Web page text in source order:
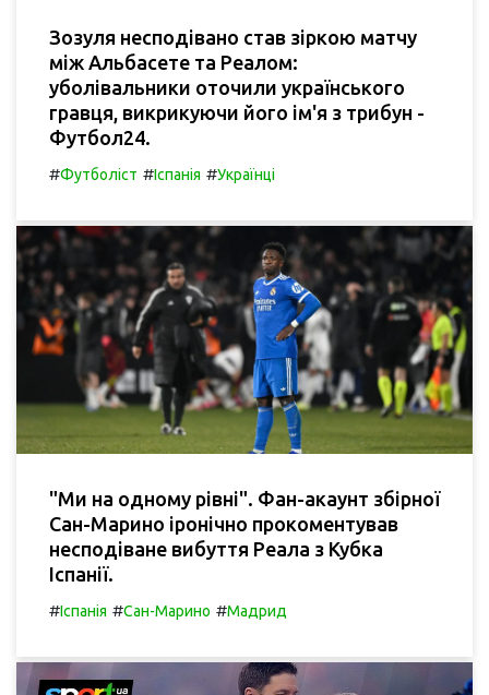
Зозуля несподівано став зіркою матчу
між Альбасете та Реалом:
уболівальники оточили українського
гравця, викрикуючи його ім'я з трибун -
Футбол24.
#Футболіст #Іспанія #Українці
"Ми на одному рівні". Фан-акаунт збірної
Сан-Марино іронічно прокоментував
несподіване вибуття Реала з Кубка
Іспанії.
#Іспанія #Сан-Марино #Мадрид